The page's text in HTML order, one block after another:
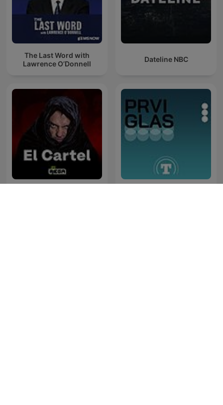
The Last Word with
Lawrence O’Donnell
Dateline NBC